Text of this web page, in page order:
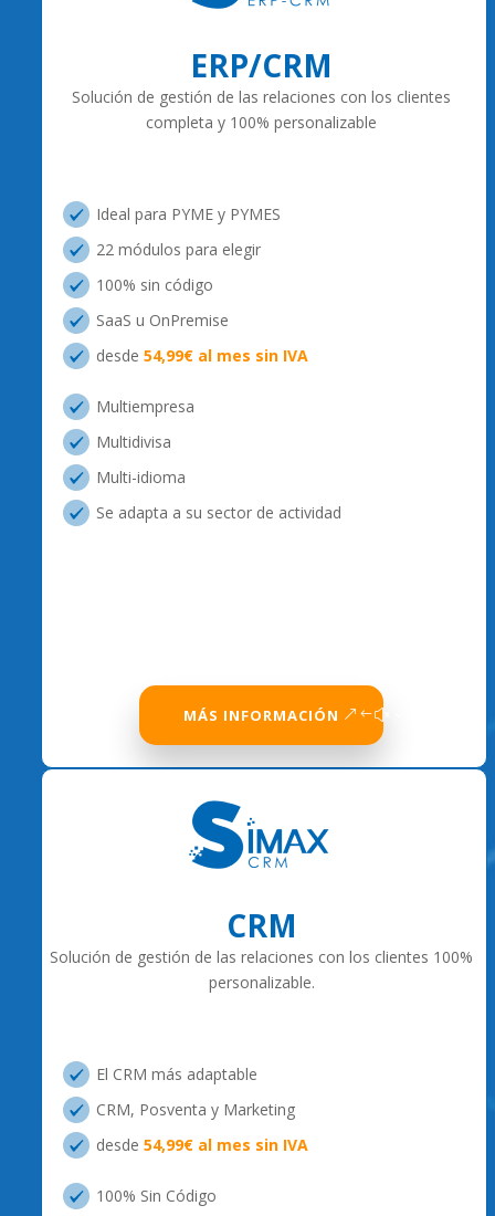
ERP/CRM
Solución de gestión de las relaciones con los clientes
completa y 100% personalizable
Ideal para PYME y PYMES
22 módulos para elegir
100% sin código
SaaS u OnPremise
desde54,99€ al mes sin IVA
Multiempresa
Multidivisa
Multi-idioma
Se adapta a su sector de actividad
MÁS INFORMACIÓN
CRM
Solución de gestión de las relaciones con los clientes 100%
personalizable.
El CRM más adaptable
CRM, Posventa y Marketing
desde54,99€ al mes sin IVA
100% Sin Código